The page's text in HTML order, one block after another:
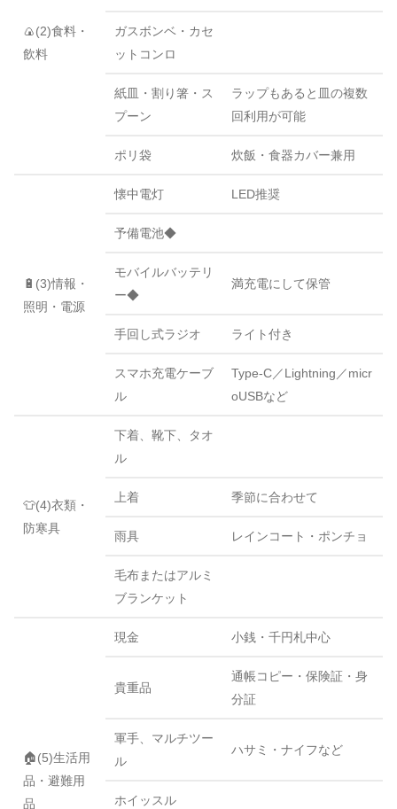
🍙(2)食料・
飲料
ガスボンベ・カセ
ットコンロ
紙皿・割り箸・ス
プーン
ラップもあると皿の複数
回利用が可能
ポリ袋 炊飯・食器カバー兼用
🔋(3)情報・
照明・電源
懐中電灯 LED推奨
予備電池◆
モバイルバッテリ
ー◆
満充電にして保管
手回し式ラジオ ライト付き
スマホ充電ケーブ
ル
Type-C／Lightning／micr
oUSBなど
👕(4)衣類・
防寒具
下着、靴下、タオ
ル
上着 季節に合わせて
雨具 レインコート・ポンチョ
毛布またはアルミ
ブランケット
🏠(5)生活用
品・避難用
品
現金 小銭・千円札中心
貴重品
通帳コピー・保険証・身
分証
軍手、マルチツー
ル
ハサミ・ナイフなど
ホイッスル